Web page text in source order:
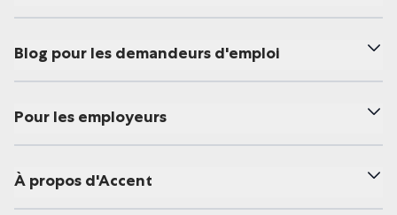
Blog pour les demandeurs d'emploi
Pour les employeurs
À propos d'Accent